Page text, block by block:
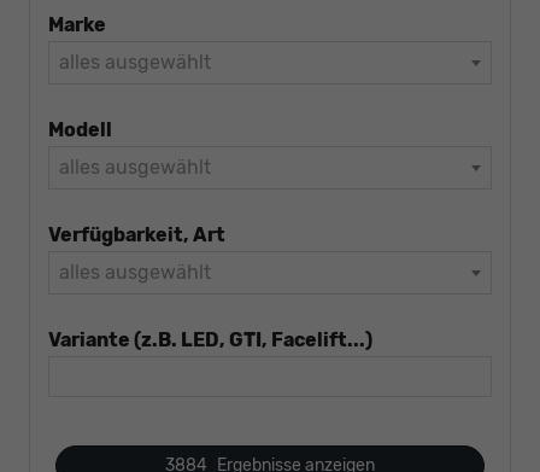
Marke
alles ausgewählt
Modell
alles ausgewählt
Verfügbarkeit, Art
alles ausgewählt
Variante (z.B. LED, GTI, Facelift...)
3884 Ergebnisse anzeigen